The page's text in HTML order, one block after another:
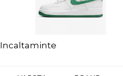
Incaltaminte